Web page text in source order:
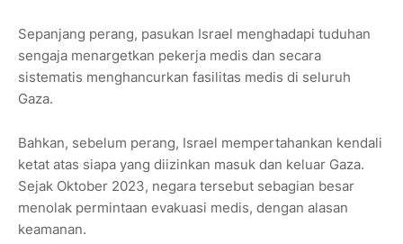
Sepanjang perang, pasukan Israel menghadapi tuduhan
sengaja menargetkan pekerja medis dan secara
sistematis menghancurkan fasilitas medis di seluruh
Gaza.
Bahkan, sebelum perang, Israel mempertahankan kendali
ketat atas siapa yang diizinkan masuk dan keluar Gaza.
Sejak Oktober 2023, negara tersebut sebagian besar
menolak permintaan evakuasi medis, dengan alasan
keamanan.